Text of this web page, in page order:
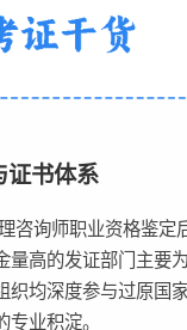
证书体系
咨询师职业资格鉴
量高的发证部门主要
织均深度参与过原国
业积淀。